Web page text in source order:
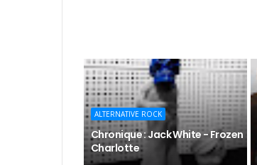
ALTERNATIVE ROCK
Chronique : Jack White - Frozen
Charlotte